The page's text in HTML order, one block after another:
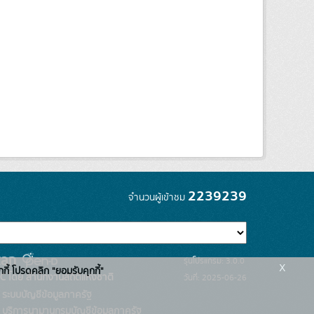
จำนวนผู้เข้าชม 2239239
โดย สำนักงานสถิติแห่งชาติ
รุ่นโปรแกรม: 3.0.0
วันที่: 2025-06-26
กี้ โปรดคลิก "ยอมรับคุกกี้" x